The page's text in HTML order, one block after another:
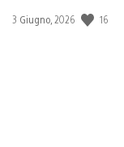
Data
3 Giugno, 2026 16